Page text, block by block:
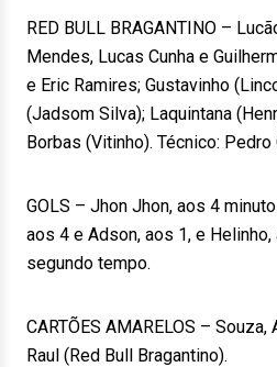
RED BULL BRAGANTINO –
Mendes, Lucas Cunha e
e Eric Ramires; Gustavinho
(Jadsom Silva); Laquintana
Borbas (Vitinho). Técnico: Pedro
GOLS – Jhon Jhon, aos 4
aos 4 e Adson, aos 1, e
segundo tempo.
CARTÕES AMARELOS –
Raul (Red Bull Bragantino).